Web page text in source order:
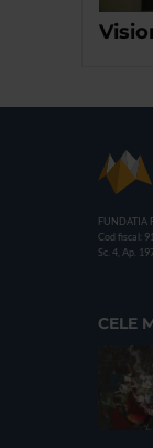
FUNDATIA
Cod fiscal:
Sc. 4, Ap.
CELE